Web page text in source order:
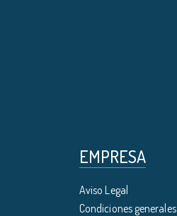
EMPRESA
Aviso Legal
Condiciones generales